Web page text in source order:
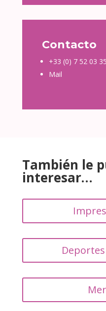
Contacto
+33 (0) 7 52 03
Mail
También le
interesar…